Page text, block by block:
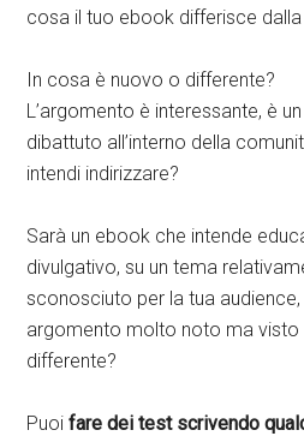
cosa il tuo ebook differisce
In cosa è nuovo o differente?
L’argomento è interessante, è
dibattuto all’interno della
intendi indirizzare?
Sarà un ebook che intende
divulgativo, su un tema
sconosciuto per la tua
argomento molto noto ma visto
differente?
Puoifare dei test scrivendo